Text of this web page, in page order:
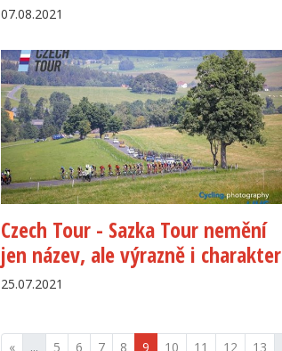
07.08.2021
Czech Tour - Sazka Tour nemění
jen název, ale výrazně i charakter
25.07.2021
« ... 5 6 7 8 9 10 11 12 13